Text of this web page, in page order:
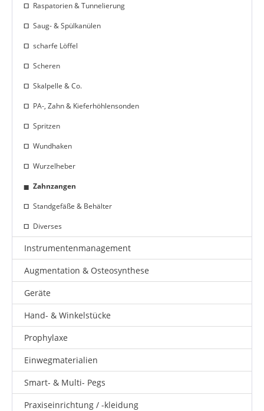
Raspatorien & Tunnelierung
Saug- & Spülkanülen
scharfe Löffel
Scheren
Skalpelle & Co.
PA-, Zahn & Kieferhöhlensonden
Spritzen
Wundhaken
Wurzelheber
Zahnzangen
Standgefäße & Behälter
Diverses
Instrumentenmanagement
Augmentation & Osteosynthese
Geräte
Hand- & Winkelstücke
Prophylaxe
Einwegmaterialien
Smart- & Multi- Pegs
Praxiseinrichtung / -kleidung